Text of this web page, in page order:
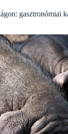
gasztronómiai